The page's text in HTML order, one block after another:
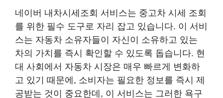
네이버 내차시세조회 서비스는 중고차 시세 조회
를 위한 필수 도구로 자리 잡고 있습니다. 이 서비
스는 자동차 소유자들이 자신이 소유하고 있는
차의 가치를 즉시 확인할 수 있도록 돕습니다. 현
대 사회에서 자동차 시장은 매우 빠르게 변화하
고 있기 때문에, 소비자는 필요한 정보를 즉시 제
공받는 것이 중요한데, 이 서비스는 그러한 욕구